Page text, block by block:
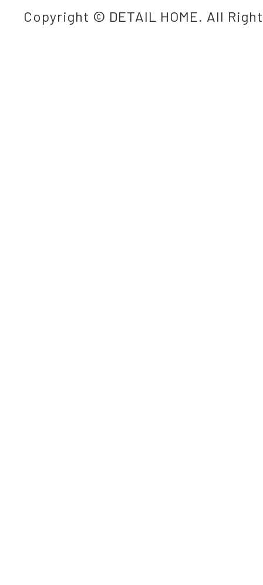
Copyright © DETAIL HOME. All